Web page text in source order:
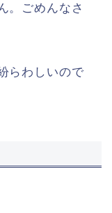
。ごめんなさ
らわしいので